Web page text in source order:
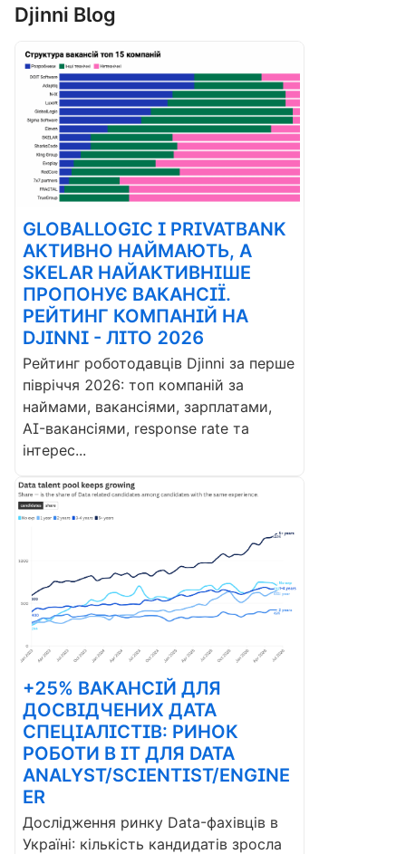
Djinni Blog
GLOBALLOGIC І PRIVATBANK
АКТИВНО НАЙМАЮТЬ, А
SKELAR НАЙАКТИВНІШЕ
ПРОПОНУЄ ВАКАНСІЇ.
РЕЙТИНГ КОМПАНІЙ НА
DJINNI - ЛІТО 2026
Рейтинг роботодавців Djinni за перше
півріччя 2026: топ компаній за
наймами, вакансіями, зарплатами,
AI-вакансіями, response rate та
інтерес...
+25% ВАКАНСІЙ ДЛЯ
ДОСВІДЧЕНИХ ДАТА
СПЕЦІАЛІСТІВ: РИНОК
РОБОТИ В ІТ ДЛЯ DATA
ANALYST/SCIENTIST/ENGINE
ER
Дослідження ринку Data-фахівців в
Україні: кількість кандидатів зросла